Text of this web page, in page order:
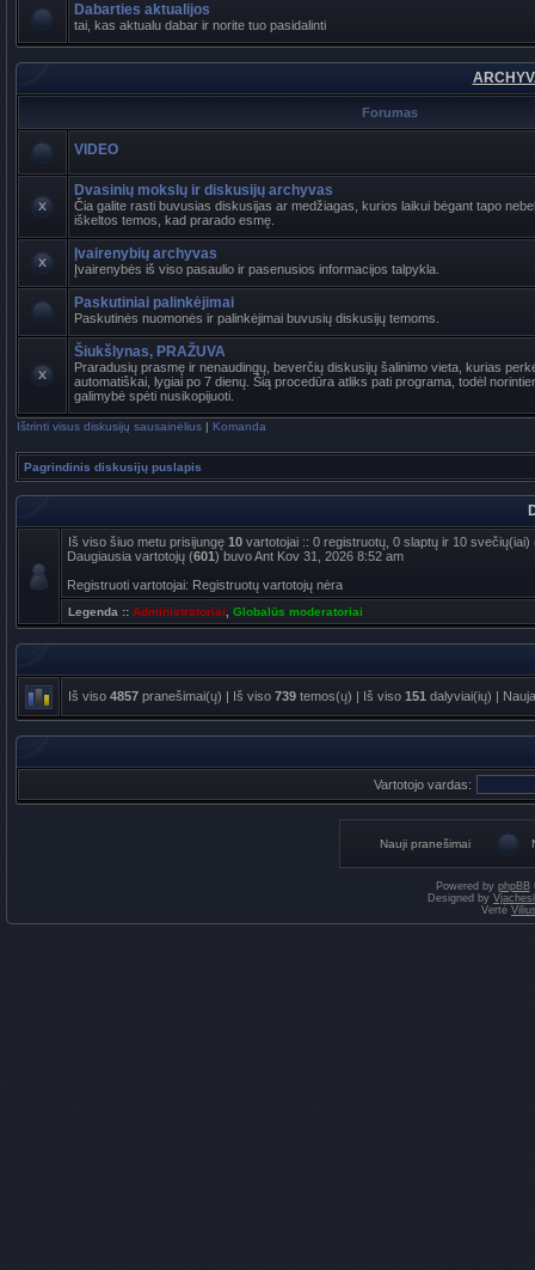
Dabarties aktualijos
tai, kas aktualu dabar ir norite tuo pasidalinti
Forumas
VIDEO
Dvasinių mokslų ir diskusijų archyvas
Čia galite rasti buvusias diskusijas ar medžiagas, kurios laikui bėgant tapo
iškeltos temos, kad prarado esmę.
Įvairenybių archyvas
Įvairenybės iš viso pasaulio ir pasenusios informacijos talpykla.
Paskutiniai palinkėjimai
Paskutinės nuomonės ir palinkėjimai buvusių diskusijų temoms.
Šiukšlynas, PRAŽUVA
Praradusių prasmę ir nenaudingų, beverčių diskusijų šalinimo vieta, kurias
automatiškai, lygiai po 7 dienų. Šią procedūra atliks pati programa, todėl
galimybė spėti nusikopijuoti.
Ištrinti visus diskusijų sausainėlius | Komanda
Pagrindinis diskusijų puslapis
Iš viso šiuo metu prisijungę 10 vartotojai :: 0 registruotų, 0 slaptų ir 10
Daugiausia vartotojų (601) buvo Ant Kov 31, 2026 8:52 am
Registruoti vartotojai: Registruotų vartotojų nėra
Legenda :: Administratoriai Globalūs moderatoriai
Iš viso 4857 pranešimai(ų) | Iš viso 739 temos(ų) | Iš viso 151 dalyviai(ių) |
Vartotojo vardas:
Nauji pranešimai
Powered by phpBB
Designed by
Vertė